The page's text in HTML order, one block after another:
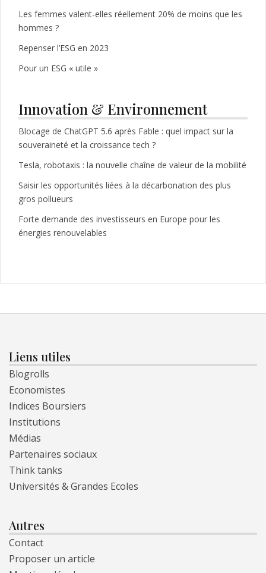
Les femmes valent-elles réellement 20% de moins que les
hommes ?
Repenser l’ESG en 2023
Pour un ESG « utile »
Innovation & Environnement
Blocage de ChatGPT 5.6 après Fable : quel impact sur la
souveraineté et la croissance tech ?
Tesla, robotaxis : la nouvelle chaîne de valeur de la mobilité
Saisir les opportunités liées à la décarbonation des plus
gros pollueurs
Forte demande des investisseurs en Europe pour les
énergies renouvelables
Liens utiles
Blogrolls
Economistes
Indices Boursiers
Institutions
Médias
Partenaires sociaux
Think tanks
Universités & Grandes Ecoles
Autres
Contact
Proposer un article